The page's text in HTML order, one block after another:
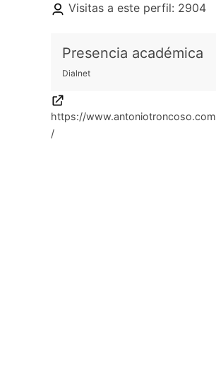
Visitas a este perfil: 2904
Presencia académica
Dialnet
https://www.antoniotroncoso.com
/